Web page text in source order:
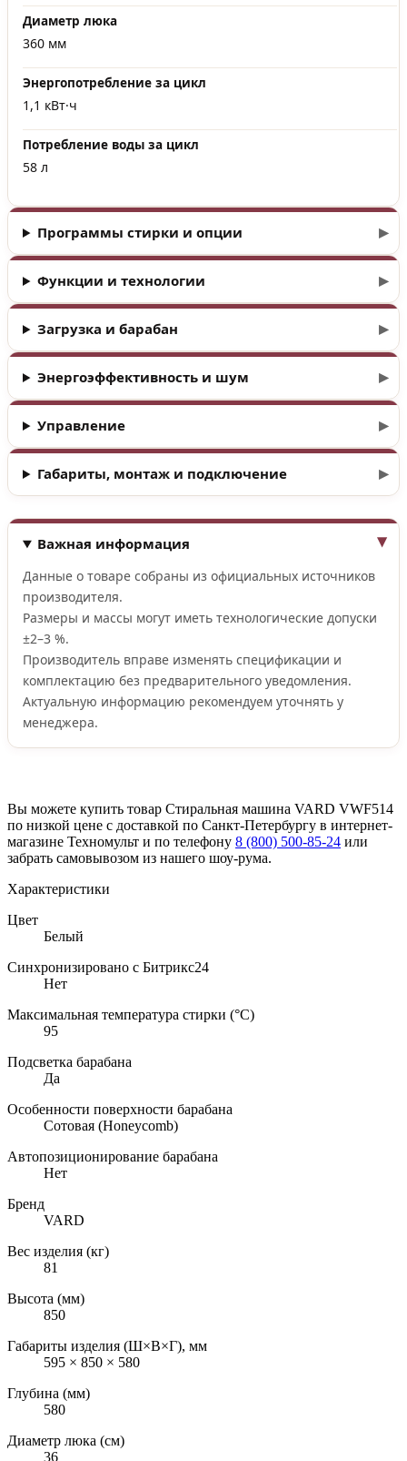
Диаметр люка
360 мм
Энергопотребление за цикл
1,1 кВт·ч
Потребление воды за цикл
58 л
Программы стирки и опции
Функции и технологии
Загрузка и барабан
Энергоэффективность и шум
Управление
Габариты, монтаж и подключение
Важная информация
Данные о товаре собраны из официальных источников
производителя.
Размеры и массы могут иметь технологические допуски
±2–3 %.
Производитель вправе изменять спецификации и
комплектацию без предварительного уведомления.
Актуальную информацию рекомендуем уточнять у
менеджера.
Вы можете купить товар Стиральная машина VARD VWF514
по низкой цене с доставкой по Санкт-Петербургу в интернет-
магазине Техномульт и по телефону 8 (800) 500-85-24 или
забрать самовывозом из нашего шоу-рума.
Характеристики
Цвет
Белый
Синхронизировано с Битрикс24
Нет
Максимальная температура стирки (°C)
95
Подсветка барабана
Да
Особенности поверхности барабана
Сотовая (Honeycomb)
Автопозиционирование барабана
Нет
Бренд
VARD
Вес изделия (кг)
81
Высота (мм)
850
Габариты изделия (Ш×В×Г), мм
595 × 850 × 580
Глубина (мм)
580
Диаметр люка (см)
36